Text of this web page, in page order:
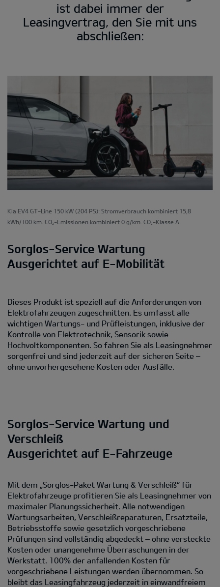
ist dabei immer der
Leasingvertrag, den Sie mit uns
abschließen:
Kia EV4 GT-Line 150 kW (204 PS): Stromverbrauch kombiniert 15,8
kWh/100 km. CO2 -Emissionen kombiniert 0 g/km. CO2 -Klasse A.
Sorglos-Service Wartung
Ausgerichtet auf E-Mobilität
Dieses Produkt ist speziell auf die Anforderungen von
Elektrofahrzeugen zugeschnitten. Es umfasst alle
wichtigen Wartungs- und Prüfleistungen, inklusive der
Kontrolle von Elektrotechnik, Sensorik sowie
Hochvoltkomponenten. So fahren Sie als Leasingnehmer
sorgenfrei und sind jederzeit auf der sicheren Seite –
ohne unvorhergesehene Kosten oder Ausfälle.
Sorglos-Service Wartung und
Verschleiß
Ausgerichtet auf E-Fahrzeuge
Mit dem „Sorglos-Paket Wartung & Verschleiß“ für
Elektrofahrzeuge profitieren Sie als Leasingnehmer von
maximaler Planungssicherheit. Alle notwendigen
Wartungsarbeiten, Verschleißreparaturen, Ersatzteile,
Betriebsstoffe sowie gesetzlich vorgeschriebene
Prüfungen sind vollständig abgedeckt – ohne versteckte
Kosten oder unangenehme Überraschungen in der
Werkstatt. 100% der anfallenden Kosten für
vorgeschriebene Leistungen werden übernommen. So
bleibt das Leasingfahrzeug jederzeit in einwandfreiem